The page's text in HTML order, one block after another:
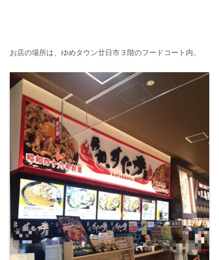
お店の場所は、ゆめタウン廿日市３階のフードコート内。